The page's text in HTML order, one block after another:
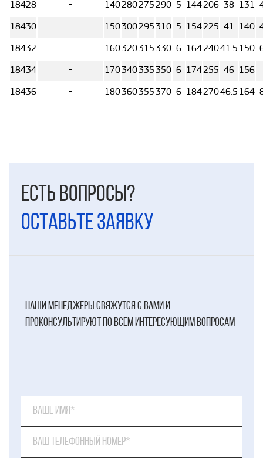
18428 - 140280275290 5 144206 38 131
18430 - 150300295310 5 154225 41 140
18432 - 160320315330 6 16424041.5 150
18434 - 170340335350 6 174255 46 156
18436 - 180360355370 6 18427046.5 164
Есть вопросы?
Оставьте заявку
наши менеджеры свяжутся с вами и
проконсультируют по всем интересующим вопросам